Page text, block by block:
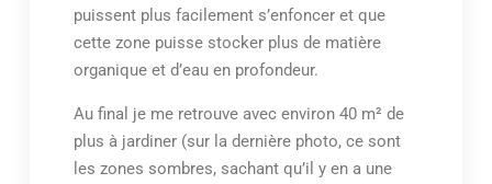
puissent plus facilement s’enfoncer et que
cette zone puisse stocker plus de matière
organique et d’eau en profondeur.
Au final je me retrouve avec environ 40 m² de
plus à jardiner (sur la dernière photo, ce sont
les zones sombres, sachant qu’il y en a une